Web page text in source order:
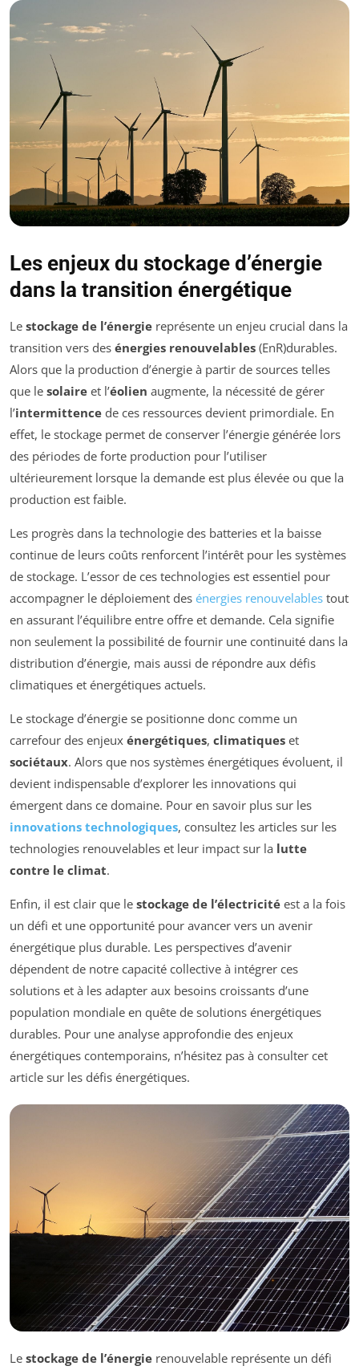
Les enjeux du stockage d’énergie
dans la transition énergétique
Le stockage de l’énergie représente un enjeu crucial dans la
transition vers des énergies renouvelables (EnR)durables.
Alors que la production d’énergie à partir de sources telles
que le solaire et l’éolien augmente, la nécessité de gérer
l’intermittence de ces ressources devient primordiale. En
effet, le stockage permet de conserver l’énergie générée lors
des périodes de forte production pour l’utiliser
ultérieurement lorsque la demande est plus élevée ou que la
production est faible.
Les progrès dans la technologie des batteries et la baisse
continue de leurs coûts renforcent l’intérêt pour les systèmes
de stockage. L’essor de ces technologies est essentiel pour
accompagner le déploiement des énergies renouvelables tout
en assurant l’équilibre entre offre et demande. Cela signifie
non seulement la possibilité de fournir une continuité dans la
distribution d’énergie, mais aussi de répondre aux défis
climatiques et énergétiques actuels.
Le stockage d’énergie se positionne donc comme un
carrefour des enjeux énergétiques, climatiques et
sociétaux. Alors que nos systèmes énergétiques évoluent, il
devient indispensable d’explorer les innovations qui
émergent dans ce domaine. Pour en savoir plus sur les
innovations technologiques, consultez les articles sur les
technologies renouvelables et leur impact sur la lutte
contre le climat.
Enfin, il est clair que le stockage de l’électricité est a la fois
un défi et une opportunité pour avancer vers un avenir
énergétique plus durable. Les perspectives d’avenir
dépendent de notre capacité collective à intégrer ces
solutions et à les adapter aux besoins croissants d’une
population mondiale en quête de solutions énergétiques
durables. Pour une analyse approfondie des enjeux
énergétiques contemporains, n’hésitez pas à consulter cet
article sur les défis énergétiques.
Le stockage de l’énergie renouvelable représente un défi